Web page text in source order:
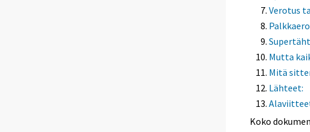
Verotus
Mutta
Mitä
Lähteet:
Koko